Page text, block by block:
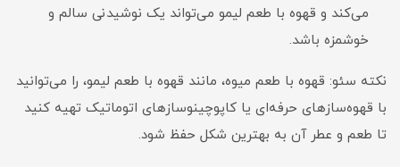
می‌کند و قهوه با طعم لیمو می‌تواند یک نوشیدنی سالم و
خوشمزه باشد.
نکته سئو: قهوه با طعم میوه، مانند قهوه با طعم لیمو، را می‌توانید
با قهوه‌سازهای حرفه‌ای یا کاپوچینوسازهای اتوماتیک تهیه کنید
تا طعم و عطر آن به بهترین شکل حفظ شود.